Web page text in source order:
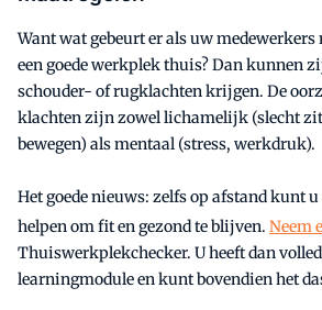
Want wat gebeurt er als uw
een goede werkplek thuis? Dan kunnen
schouder- of rugklachten krijgen. De
klachten zijn zowel lichamelijk (slecht
bewegen) als mentaal (stress, werkdruk).
Het goede nieuws: zelfs op afstand kunt
helpen om fit en gezond te blijven. Neem
Thuiswerkplekchecker. U heeft dan
learningmodule en kunt bovendien het